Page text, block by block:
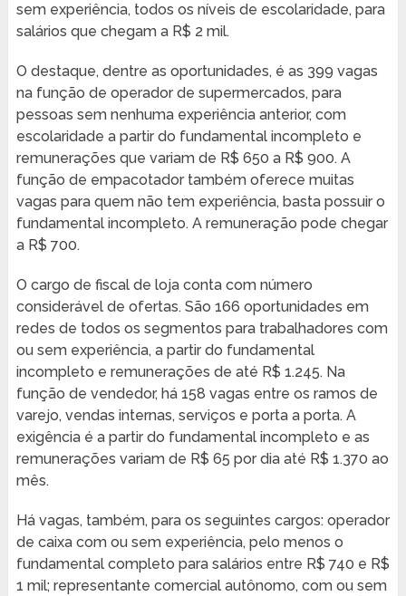
sem experiência, todos os níveis de escolaridade, para
salários que chegam a R$ 2 mil.
O destaque, dentre as oportunidades, é as 399 vagas
na função de operador de supermercados, para
pessoas sem nenhuma experiência anterior, com
escolaridade a partir do fundamental incompleto e
remunerações que variam de R$ 650 a R$ 900. A
função de empacotador também oferece muitas
vagas para quem não tem experiência, basta possuir o
fundamental incompleto. A remuneração pode chegar
a R$ 700.
O cargo de fiscal de loja conta com número
considerável de ofertas. São 166 oportunidades em
redes de todos os segmentos para trabalhadores com
ou sem experiência, a partir do fundamental
incompleto e remunerações de até R$ 1.245. Na
função de vendedor, há 158 vagas entre os ramos de
varejo, vendas internas, serviços e porta a porta. A
exigência é a partir do fundamental incompleto e as
remunerações variam de R$ 65 por dia até R$ 1.370 ao
mês.
Há vagas, também, para os seguintes cargos: operador
de caixa com ou sem experiência, pelo menos o
fundamental completo para salários entre R$ 740 e R$
1 mil; representante comercial autônomo, com ou sem